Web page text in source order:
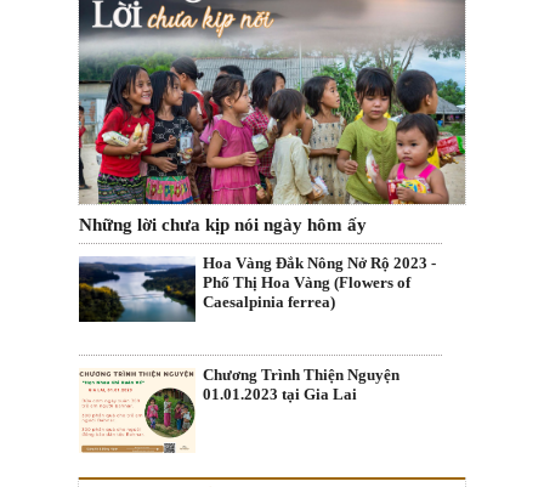
Những lời chưa kịp nói ngày hôm ấy
Hoa Vàng Đắk Nông Nở Rộ 2023 -
Phố Thị Hoa Vàng (Flowers of
Caesalpinia ferrea)
Chương Trình Thiện Nguyện
01.01.2023 tại Gia Lai